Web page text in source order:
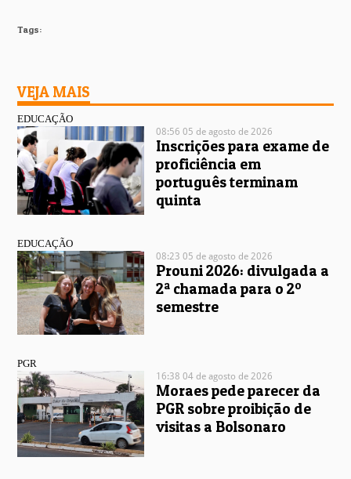
Tags:
VEJA MAIS
EDUCAÇÃO
08:56 05 de agosto de 2026
Inscrições para exame de
proficiência em
português terminam
quinta
EDUCAÇÃO
08:23 05 de agosto de 2026
Prouni 2026: divulgada a
2ª chamada para o 2º
semestre
PGR
16:38 04 de agosto de 2026
Moraes pede parecer da
PGR sobre proibição de
visitas a Bolsonaro